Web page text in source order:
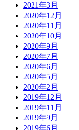
2021年3月
2020年12月
2020年11月
2020年10月
2020年9月
2020年7月
2020年6月
2020年5月
2020年2月
2019年12月
2019年11月
2019年9月
2019年6月